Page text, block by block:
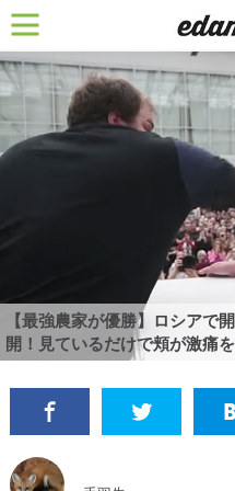
【最強農家が優勝】ロシアで
開！見ているだけで頬が激痛